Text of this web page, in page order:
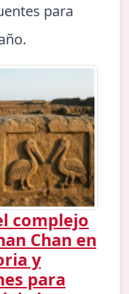
para
complejo
Chan en
y
para